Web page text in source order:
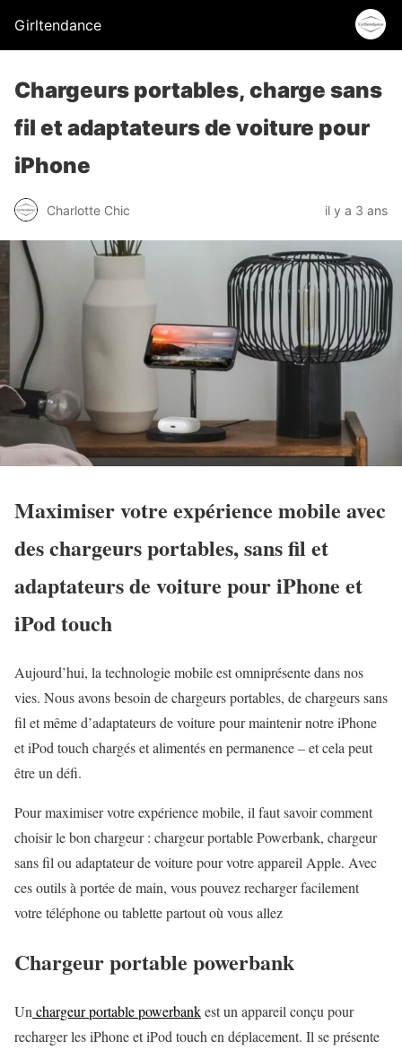
Girltendance
Chargeurs portables, charge sans
fil et adaptateurs de voiture pour
iPhone
Charlotte Chic il y a 3 ans
Maximiser votre expérience mobile avec
des chargeurs portables, sans fil et
adaptateurs de voiture pour iPhone et
iPod touch
Aujourd’hui, la technologie mobile est omniprésente dans nos
vies. Nous avons besoin de chargeurs portables, de chargeurs sans
fil et même d’adaptateurs de voiture pour maintenir notre iPhone
et iPod touch chargés et alimentés en permanence – et cela peut
être un défi.
Pour maximiser votre expérience mobile, il faut savoir comment
choisir le bon chargeur : chargeur portable Powerbank, chargeur
sans fil ou adaptateur de voiture pour votre appareil Apple. Avec
ces outils à portée de main, vous pouvez recharger facilement
votre téléphone ou tablette partout où vous allez
Chargeur portable powerbank
Un chargeur portable powerbankest un appareil conçu pour
recharger les iPhone et iPod touch en déplacement. Il se présente